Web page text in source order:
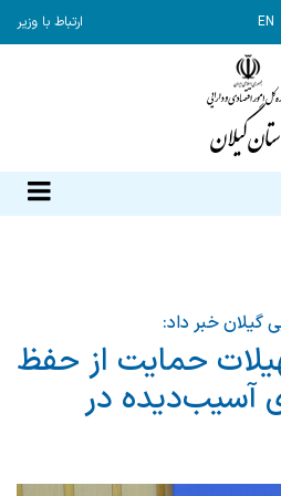
EN ارتباط با وزیر
گیلان خبر داد:
حمایت از حفظ
آسیب‌دیده در